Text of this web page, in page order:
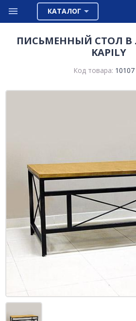
КАТАЛОГ
ПИСЬМЕННЫЙ СТОЛ В
KAPILY
Код товара: 10107